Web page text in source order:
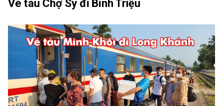
Vé tàu Chợ Sy đi Bình Triệu